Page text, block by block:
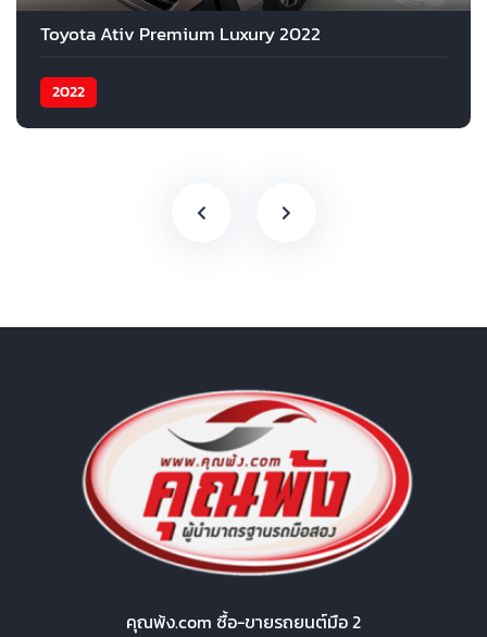
Toyota Ativ Premium Luxury 2022
2022
คุณพ้ง.com ซื้อ-ขายรถยนต์มือ 2